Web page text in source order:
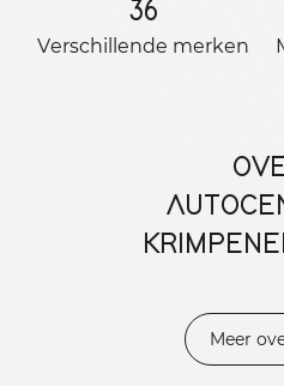
36
Verschillende merken
Meer